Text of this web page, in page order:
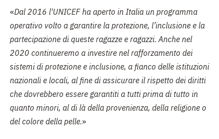
«Dal 2016 l'UNICEF ha aperto in Italia un programma
operativo volto a garantire la protezione, l’inclusione e la
partecipazione di queste ragazze e ragazzi. Anche nel
2020 continueremo a investire nel rafforzamento dei
sistemi di protezione e inclusione, a fianco delle istituzioni
nazionali e locali, al fine di assicurare il rispetto dei diritti
che dovrebbero essere garantiti a tutti prima di tutto in
quanto minori, al di là della provenienza, della religione o
del colore della pelle.»